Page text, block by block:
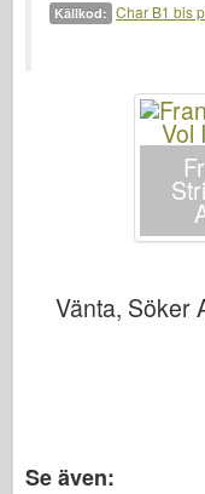
Gå runt
le Föra journal
Källkod: Char B1 bis
Vänta, Söker
Se även: